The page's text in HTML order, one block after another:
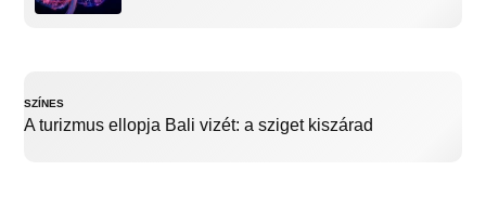
SZÍNES
A turizmus ellopja Bali vizét: a sziget kiszárad